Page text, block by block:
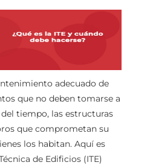
adecuado de
que no deben tomarse a
tiempo, las estructuras
que comprometan su
los habitan. Aquí es
de Edificios (ITE)